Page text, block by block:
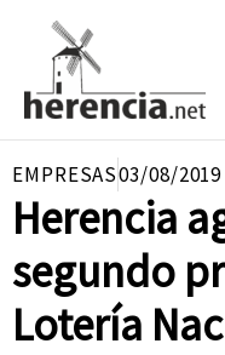
contenido
EMPRESAS03/08/2019
Herencia
segundo
Lotería